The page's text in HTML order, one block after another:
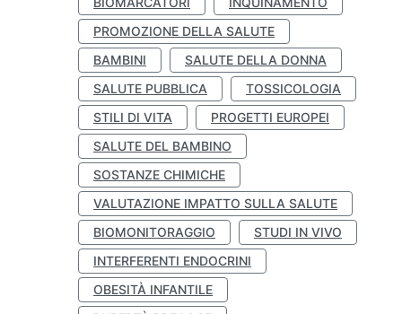
PROMOZIONE DELLA SALUTE
BAMBINI
SALUTE DELLA DONNA
SALUTE PUBBLICA
TOSSICOLOGIA
STILI DI VITA
PROGETTI EUROPEI
SALUTE DEL BAMBINO
SOSTANZE CHIMICHE
VALUTAZIONE IMPATTO SULLA SALUTE
BIOMONITORAGGIO
STUDI IN VIVO
INTERFERENTI ENDOCRINI
OBESITÀ INFANTILE